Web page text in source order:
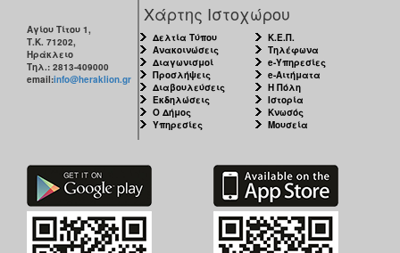
Αγίου Τίτου 1,
Τ.Κ. 71202,
Ηράκλειο
Τηλ.: 2813-409000
email:info@heraklion.gr
Χάρτης Ιστοχώρου
Δελτία Τύπου
Ανακοινώσεις
Διαγωνισμοί
Προσλήψεις
Διαβουλεύσεις
Εκδηλώσεις
Ο Δήμος
Υπηρεσίες
Κ.Ε.Π.
Τηλέφωνα
e-Υπηρεσίες
e-Αιτήματα
Η Πόλη
Ιστορία
Κνωσός
Μουσεία